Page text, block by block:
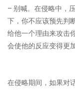
– 别喊。在侵略中，
下，你不应该预先判
给他一个理由来攻击
会使他的反应变得更
在侵略期间，如果对